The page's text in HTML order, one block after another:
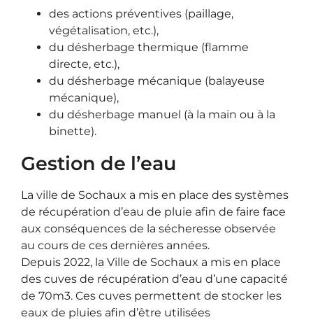
des actions préventives (paillage,
végétalisation, etc.),
du désherbage thermique (flamme
directe, etc.),
du désherbage mécanique (balayeuse
mécanique),
du désherbage manuel (à la main ou à la
binette).
Gestion de l’eau
La ville de Sochaux a mis en place des systèmes
de récupération d’eau de pluie afin de faire face
aux conséquences de la sécheresse observée
au cours de ces dernières années.
Depuis 2022, la Ville de Sochaux a mis en place
des cuves de récupération d’eau d’une capacité
de 70m3. Ces cuves permettent de stocker les
eaux de pluies afin d’être utilisées